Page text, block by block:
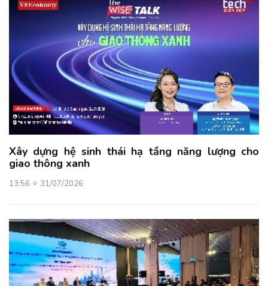
Xây dựng hệ sinh thái hạ tầng năng lượng cho
giao thông xanh
13:56 31/07/2026